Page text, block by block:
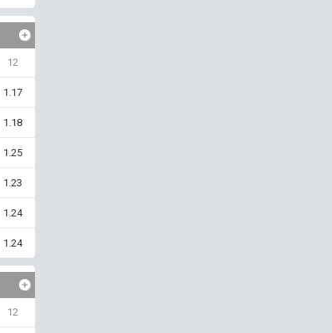
12
1.17
1.18
1.25
1.23
1.24
1.24
12